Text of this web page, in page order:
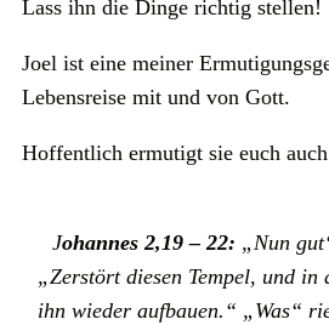
Lass ihn die Dinge richtig stellen!
Joel ist eine meiner
Lebensreise mit und von Gott.
Hoffentlich ermutigt sie euch
Johannes 2,19 – 22: „Nun
„Zerstört diesen Tempel, und in
ihn wieder aufbauen.“ „Was“